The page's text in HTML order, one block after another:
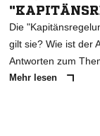
Die
gilt sie? Wie ist der
Antworten zum
Mehr lesen